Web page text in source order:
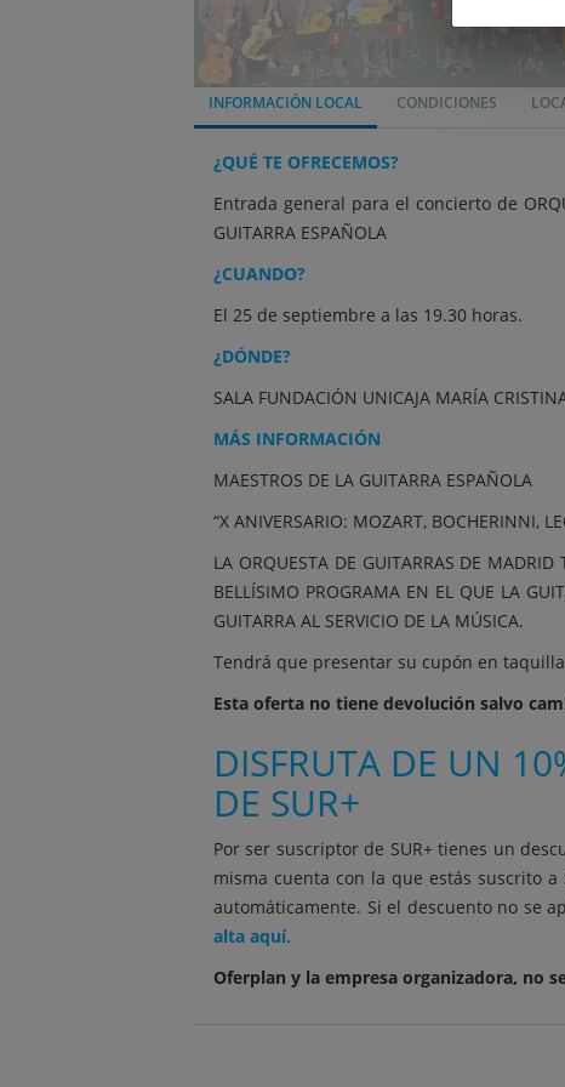
INFORMACIÓN LOCAL CONDICIONES
¿QUÉ TE OFRECEMOS?
Entrada general para el concierto de
GUITARRA ESPAÑOLA
¿CUANDO?
El 25 de septiembre a las 19.30 horas.
¿DÓNDE?
SALA FUNDACIÓN UNICAJA MARÍA
MÁS INFORMACIÓN
MAESTROS DE LA GUITARRA ESPAÑOLA
“X ANIVERSARIO: MOZART, BOCHERINNI,
LA ORQUESTA DE GUITARRAS DE
BELLÍSIMO PROGRAMA EN EL QUE LA
GUITARRA AL SERVICIO DE LA MÚSICA.
Tendrá que presentar su cupón en
Esta oferta no tiene devolución salvo
DISFRUTA DE UN
DE SUR+
Por ser suscriptor de SUR+ tienes un
misma cuenta con la que estás suscrito
automáticamente. Si el descuento no se
alta aquí.
Oferplan y la empresa organizadora, no